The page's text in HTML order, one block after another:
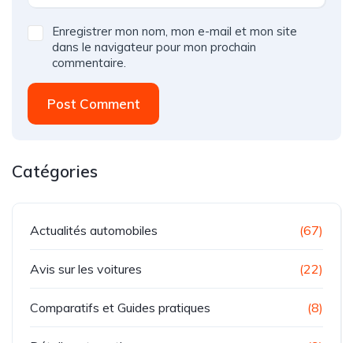
Enregistrer mon nom, mon e-mail et mon site
dans le navigateur pour mon prochain
commentaire.
Post Comment
Catégories
Actualités automobiles (67)
Avis sur les voitures (22)
Comparatifs et Guides pratiques (8)